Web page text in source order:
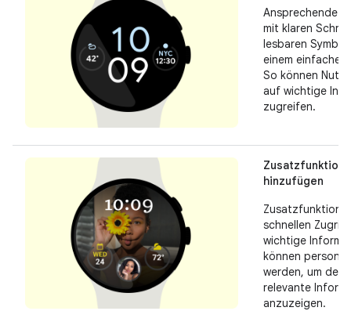
Ansprechende
mit klaren
lesbaren
einem einfachen
So können
auf wichtige
zugreifen.
hinzufügen
schnellen Zugriff
wichtige
können
werden, um dem
relevante
anzuzeigen.